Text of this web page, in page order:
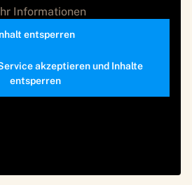
Informationen
entsperren
akzeptieren und Inhalte
entsperren